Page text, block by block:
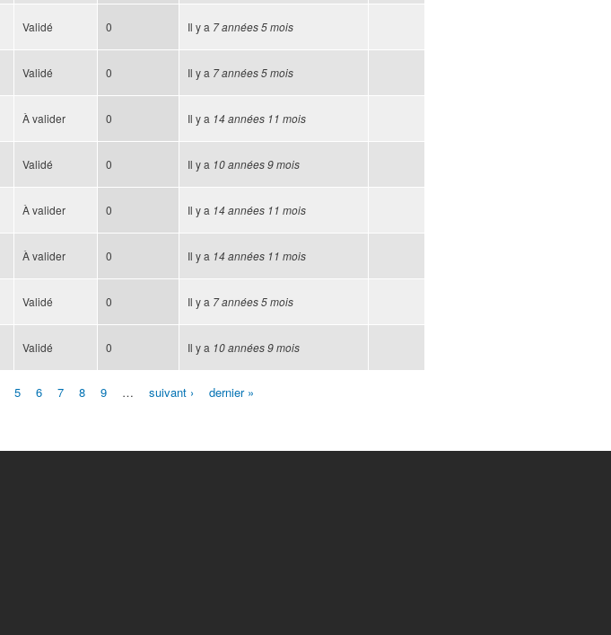
Validé 0 Il y a 7 années 5 mois
Validé 0 Il y a 7 années 5 mois
À valider 0 Il y a 14 années 11 mois
Validé 0 Il y a 10 années 9 mois
À valider 0 Il y a 14 années 11 mois
À valider 0 Il y a 14 années 11 mois
Validé 0 Il y a 7 années 5 mois
Validé 0 Il y a 10 années 9 mois
5 6 7 8 9 … suivant › dernier »